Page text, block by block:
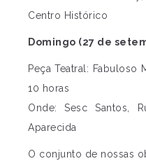
Centro Histórico
Domingo (27 de
Peça Teatral: Fabuloso
10 horas
Onde: Sesc Santos,
Aparecida
O conjunto de nossas